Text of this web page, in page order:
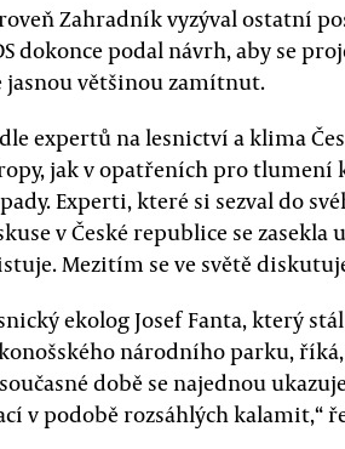
Zahradník vyzýval ostatní
dokonce podal návrh, aby se
jasnou většinou zamítnut.
expertů na lesnictví a klima
jak v opatřeních pro
Experti, které si sezval do
v České republice se
Mezitím se ve světě
ekolog Josef Fanta, který
národního parku,
současné době se najednou
v podobě rozsáhlých kalamit,“